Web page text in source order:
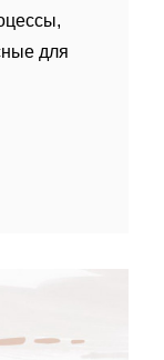
для